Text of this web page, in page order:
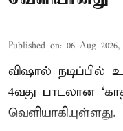
Published on: 06 Aug
விஷால் நடிப்பில்
4வது பாடலான
வெளியாகியுள்ளது.